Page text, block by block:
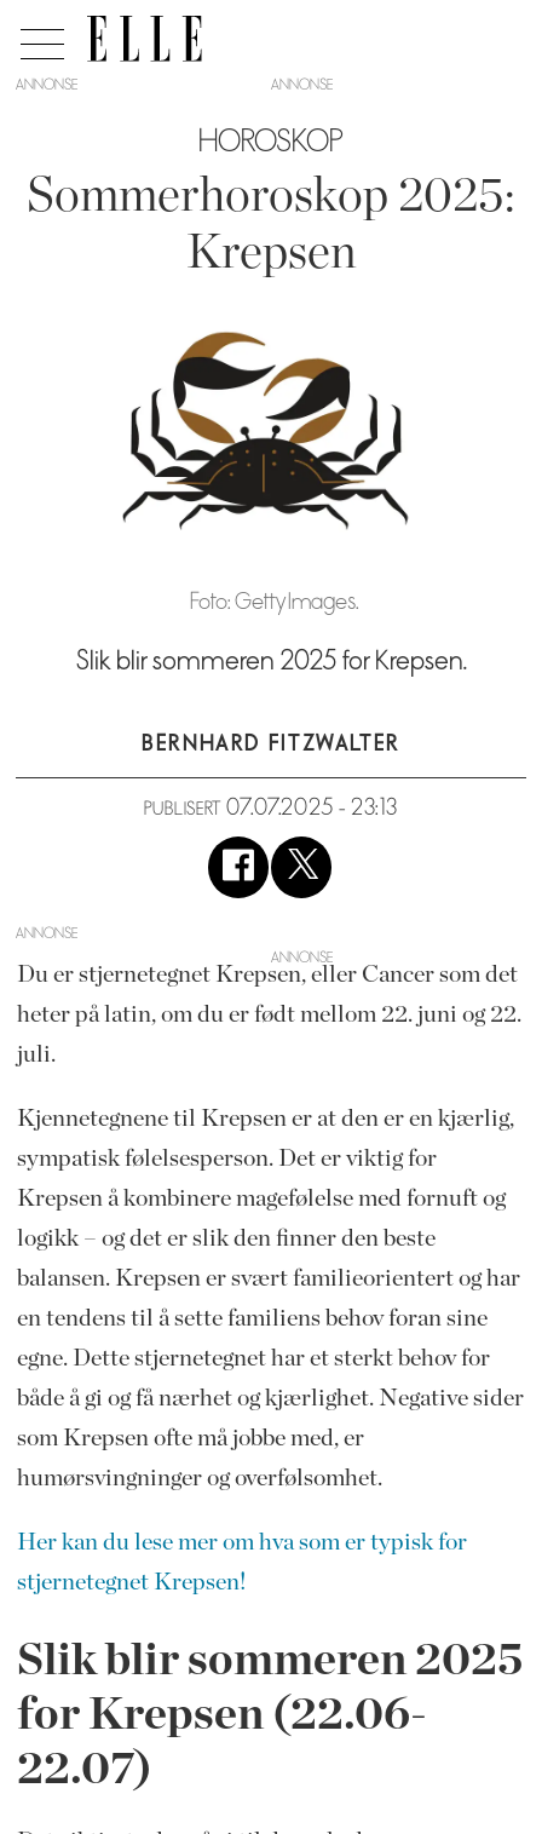
ANNONSE
HOROSKOP
Sommerhoroskop 2025:
Krepsen
Foto: Getty Images.
Slik blir sommeren 2025 for Krepsen.
BERNHARD FITZWALTER
PUBLISERT 07.07.2025 - 23:13
ANNONSE
Du er stjernetegnet Krepsen, eller Cancer som det
heter på latin, om du er født mellom 22. juni og 22.
juli.
Kjennetegnene til Krepsen er at den er en kjærlig,
sympatisk følelsesperson. Det er viktig for
Krepsen å kombinere magefølelse med fornuft og
logikk – og det er slik den finner den beste
balansen. Krepsen er svært familieorientert og har
en tendens til å sette familiens behov foran sine
egne. Dette stjernetegnet har et sterkt behov for
både å gi og få nærhet og kjærlighet. Negative sider
som Krepsen ofte må jobbe med, er
humørsvingninger og overfølsomhet.
Her kan du lese mer om hva som er typisk for
stjernetegnet Krepsen!
Slik blir sommeren 2025
for Krepsen (22.06-
22.07)